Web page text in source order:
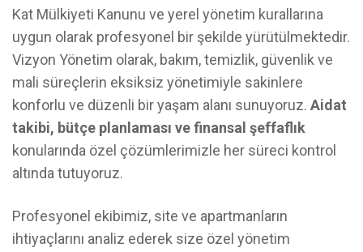
Kat Mülkiyeti Kanunu ve yerel yönetim kurallarına
uygun olarak profesyonel bir şekilde yürütülmektedir.
Vizyon Yönetim olarak, bakım, temizlik, güvenlik ve
mali süreçlerin eksiksiz yönetimiyle sakinlere
konforlu ve düzenli bir yaşam alanı sunuyoruz. Aidat
takibi, bütçe planlaması ve finansal şeffaflık
konularında özel çözümlerimizle her süreci kontrol
altında tutuyoruz.
Profesyonel ekibimiz, site ve apartmanların
ihtiyaçlarını analiz ederek size özel yönetim